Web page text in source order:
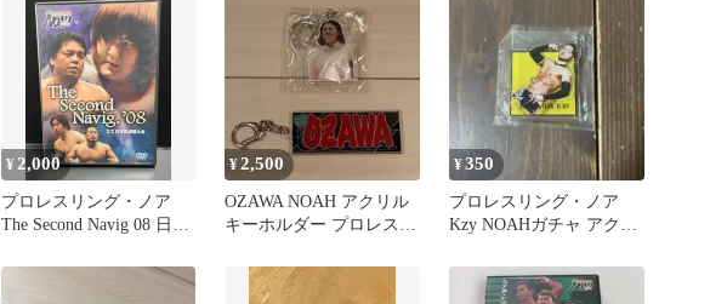
¥ 2,000
プロレスリング・ノア
The Second Navig 08 日本
¥2,500
OZAWA NOAH アクリル
キーホルダー プロレスリ
¥350
プロレスリング・ノア
Kzy NOAHガチャ アクリ